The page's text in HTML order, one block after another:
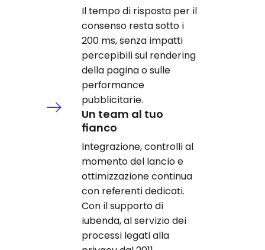
Il tempo di risposta per il
consenso resta sotto i
200 ms, senza impatti
percepibili sul rendering
della pagina o sulle
performance
pubblicitarie.
Un team al tuo
fianco
Integrazione, controlli al
momento del lancio e
ottimizzazione continua
con referenti dedicati.
Con il supporto di
iubenda, al servizio dei
processi legati alla